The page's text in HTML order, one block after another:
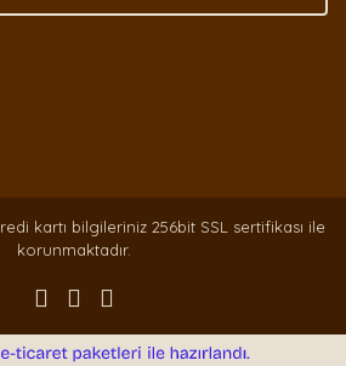
kartı bilgileriniz 256bit SSL sertifikası ile
korunmaktadır.
ideasoft e-